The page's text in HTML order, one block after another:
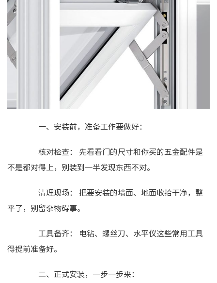
一、安装前，准备工作要做好：
核对检查： 先看看门的尺寸和你买的五金配件是
不是都对得上，别装到一半发现东西不对。
清理现场： 把要安装的墙面、地面收拾干净，整
平了，别留杂物碍事。
工具备齐： 电钻、螺丝刀、水平仪这些常用工具
得提前准备好。
二、正式安装，一步一步来：